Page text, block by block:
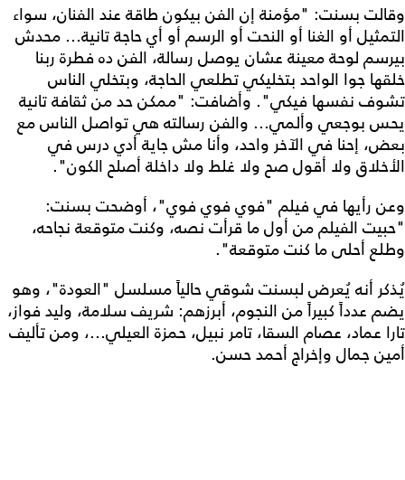
وقالت بسنت: "مؤمنة إن الفن بيكون طاقة عند الفنان، سواء
التمثيل أو الغنا أو النحت أو الرسم أو أي حاجة تانية... محدش
بيرسم لوحة معينة عشان يوصل رسالة، الفن ده فطرة ربنا
خلقها جوا الواحد بتخليكي تطلعي الحاجة، وبتخلي الناس
تشوف نفسها فيكي". وأضافت: "ممكن حد من ثقافة تانية
يحس بوجعي وألمي... والفن رسالته هي تواصل الناس مع
بعض، إحنا في الآخر واحد، وأنا مش جاية أدي درس في
الأخلاق ولا أقول صح ولا غلط ولا داخلة أصلح الكون".
وعن رأيها في فيلم "فوي فوي فوي"، أوضحت بسنت:
"حبيت الفيلم من أول ما قرأت نصه، وكنت متوقعة نجاحه،
وطلع أحلى ما كنت متوقعة".
يُذكر أنه يُعرض لبسنت شوقي حالياً مسلسل "العودة"، وهو
يضم عدداً كبيراً من النجوم، أبرزهم: شريف سلامة، وليد فواز،
تارا عماد، عصام السقا، تامر نبيل، حمزة العيلي...، ومن تأليف
أمين جمال وإخراج أحمد حسن.